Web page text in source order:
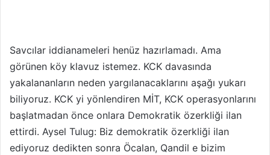
Savcılar iddianameleri henüz hazırlamadı. Ama
görünen köy klavuz istemez. KCK davasında
yakalananların neden yargılanacaklarını aşağı yukarı
biliyoruz. KCK yi yönlendiren MİT, KCK operasyonlarını
başlatmadan önce onlara Demokratik özerkliği ilan
ettirdi. Aysel Tulug: Biz demokratik özerkliği ilan
ediyoruz dedikten sonra Öcalan, Qandil e bizim